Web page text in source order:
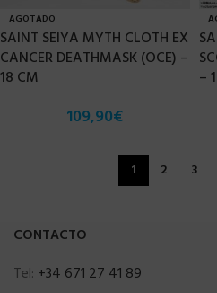
AGOTADO
SAINT SEIYA MYTH CLOTH EX
CANCER DEATHMASK (OCE) –
18 CM
109,90€
–
1 2 3
CONTACTO
Tel: +34 671 27 41 89